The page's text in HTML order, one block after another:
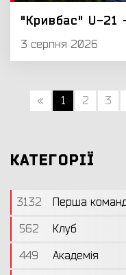
"Кривбас" U-21
3 серпня 2026
« 1 2 3
КАТЕГОРІЇ
3132
Перша
562
Клуб
449
Академія